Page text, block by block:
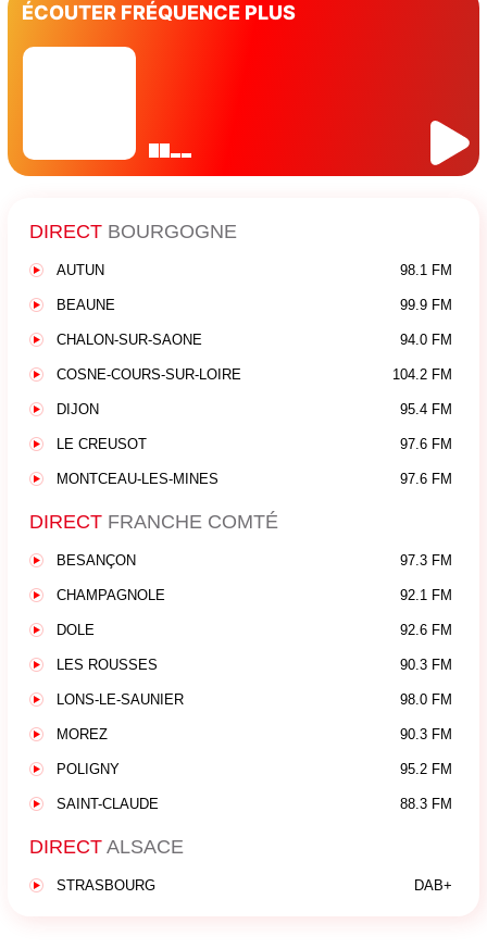
ÉCOUTER FRÉQUENCE PLUS
DIRECT BOURGOGNE
AUTUN 98.1 FM
BEAUNE 99.9 FM
CHALON-SUR-SAONE 94.0 FM
COSNE-COURS-SUR-LOIRE 104.2 FM
DIJON 95.4 FM
LE CREUSOT 97.6 FM
MONTCEAU-LES-MINES 97.6 FM
DIRECT FRANCHE COMTÉ
BESANÇON 97.3 FM
CHAMPAGNOLE 92.1 FM
DOLE 92.6 FM
LES ROUSSES 90.3 FM
LONS-LE-SAUNIER 98.0 FM
MOREZ 90.3 FM
POLIGNY 95.2 FM
SAINT-CLAUDE 88.3 FM
DIRECT ALSACE
STRASBOURG DAB+